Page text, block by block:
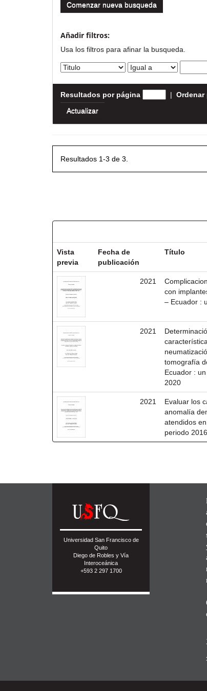
Comenzar nueva busqueda
Añadir filtros:
Usa los filtros para afinar la busqueda.
Resultados por página | Ordenar
Resultados 1-3 de 3.
Vista
previa
Fecha de
publicación
Título
2021
con
– Ecuador :
2021
tomografía
Ecuador :
2020
2021
Evaluar los
anomalía
atendidos
periodo
Universidad San Francisco de
Quito
Diego de Robles y Vía
Interoceánica
+593 2 297 1700